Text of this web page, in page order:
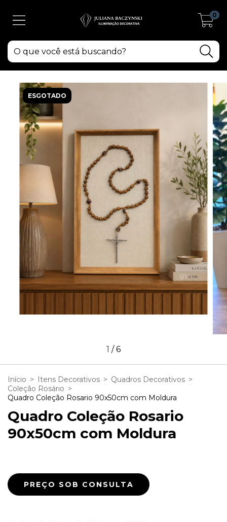
0
ESGOTADO
1 /6
Início > Itens Decorativos > Quadros Decorativos >
Coleção Rosário >
Quadro Coleção Rosario 90x50cm com Moldura
Quadro Coleção Rosario
90x50cm com Moldura